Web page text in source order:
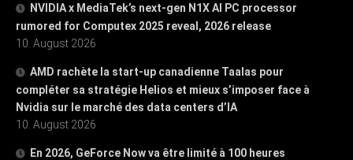
NVIDIA x MediaTek’s next-gen N1X AI PC processor
rumored for Computex 2025 reveal, 2026 release
10. August 2026
AMD rachète la start-up canadienne Taalas pour
compléter sa stratégie Helios et mieux s’imposer face à
Nvidia sur le marché des data centers d’IA
10. August 2026
En 2026, GeForce Now va être limité à 100 heures